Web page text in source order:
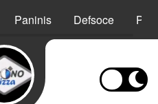
Paninis Defsoce